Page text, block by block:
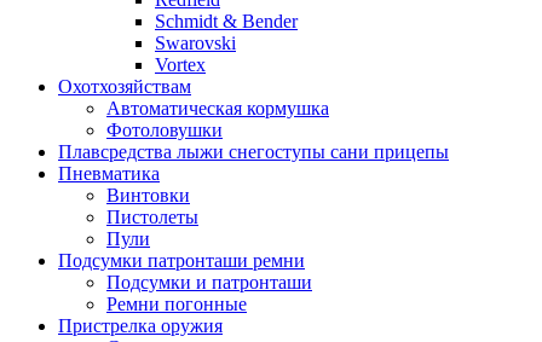
Schmidt & Bender
Swarovski
Vortex
Охотхозяйствам
Автоматическая кормушка
Фотоловушки
Плавсредства лыжи снегоступы сани прицепы
Пневматика
Винтовки
Пистолеты
Пули
Подсумки патронташи ремни
Подсумки и патронташи
Ремни погонные
Пристрелка оружия